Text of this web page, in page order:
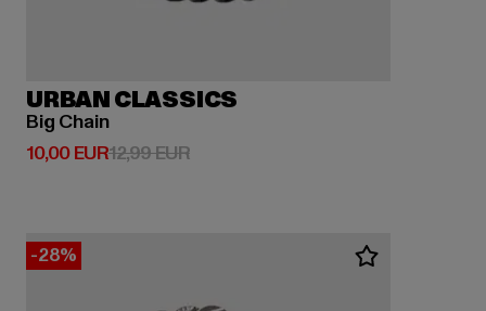
URBAN CLASSICS
Big Chain
10,00 EUR
Derzeitiger Preis: 10,00 EUR
12,99 EURAktionspreis: 12,99 EUR
-28%